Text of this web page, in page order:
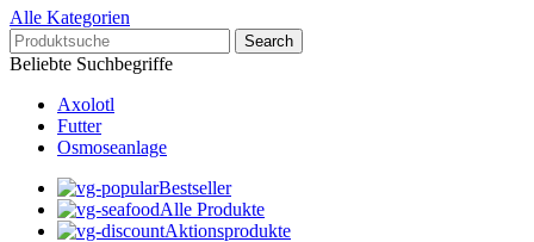
Alle Kategorien
Search
Beliebte Suchbegriffe
Axolotl
Futter
Osmoseanlage
Bestseller
Alle Produkte
Aktionsprodukte